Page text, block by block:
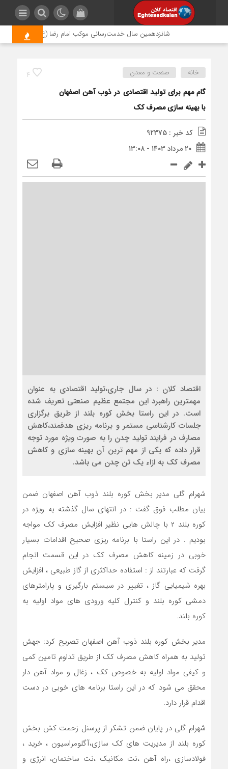
شانزدهمین سال خدمت‌رسانی موکب امام رضا (ع) پتروشیمی
4 خانه صنعت و معدن
گام مهم برای تولید اقتصادی در ذوب آهن اصفهان
با بهینه سازی مصرف کک
کد خبر : 92375
۲۰ مرداد ۱۴۰۳ - ۱۳:۰۸
اقتصاد کلان : در سال جاری،تولید اقتصادی به عنوان
مهمترین راهبرد این مجتمع عظیم صنعتی تعریف شده
است. در این راستا بخش کوره بلند از طریق برگزاری
جلسات کارشناسی مستمر و برنامه ریزی هدفمند،کاهش
مصارف در فرایند تولید چدن را به صورت ویژه مورد توجه
قرار داده که یکی از مهم ترین آن بهینه سازی و کاهش
مصرف کک به ازاء یک تن چدن می باشد.
شهرام گلی مدیر بخش کوره بلند ذوب آهن اصفهان ضمن
بیان مطلب فوق گفت : در انتهای سال گذشته به ویژه در
کوره بلند ۲ با چالش هایی نظیر افزایش مصرف کک مواجه
بودیم . در این راستا با برنامه ریزی صحیح اقدامات بسیار
خوبی در زمینه کاهش مصرف کک در این قسمت انجام
گرفت که عبارتند از : استفاده حداکثری از گاز طبیعی ، افزایش
بهره شیمیایی گاز ، تغییر در سیستم بارگیری و پارامترهای
دمشی کوره بلند و کنترل کلیه ورودی های مواد اولیه به
کوره بلند.
مدیر بخش کوره بلند ذوب آهن اصفهان تصریح کرد: جهش
تولید به همراه کاهش مصرف کک از طریق تداوم تامین کمی
و کیفی مواد اولیه به خصوص کک ، زغال و مواد آهن دار
محقق می شود که در این راستا برنامه های خوبی در دست
اقدام قرار دارد.
شهرام گلی در پایان ضمن تشکر از پرسنل زحمت کش بخش
کوره بلند از مدیریت های کک سازی،آگلومراسیون ، خرید ،
فولادسازی ،راه آهن ،نت مکانیک ،نت ساختمان، انرژی و